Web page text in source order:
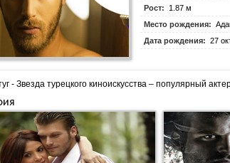
Рост:
1.87 м
Место рождения:
Дата рождения: 27
- Звезда турецкого киноискусства – популярный